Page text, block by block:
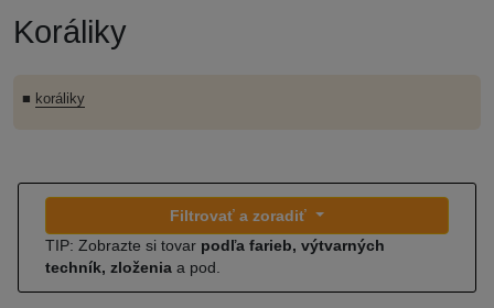
Koráliky
■ koráliky
Filtrovať a zoradiť
TIP: Zobrazte si tovar podľa farieb, výtvarných
techník, zloženia a pod.